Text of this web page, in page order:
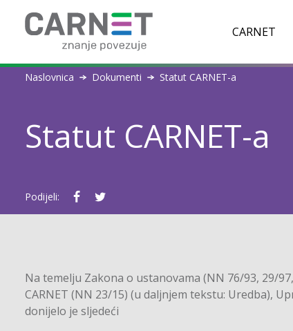
CARNET
Naslovnica Dokumenti Statut CARNET-a
Statut CARNET-a
Podijeli:
Na temelju Zakona o ustanovama (NN 76/93, 29/
CARNET (NN 23/15) (u daljnjem tekstu: Uredba),
donijelo je sljedeći